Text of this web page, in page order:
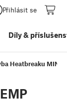
Přihlásit se
Díly&
Heatbreaku